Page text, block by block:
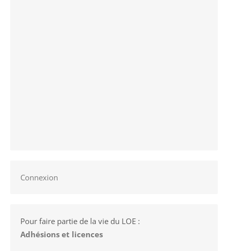
Connexion
Pour faire partie de la vie du LOE :
Adhésions et licences